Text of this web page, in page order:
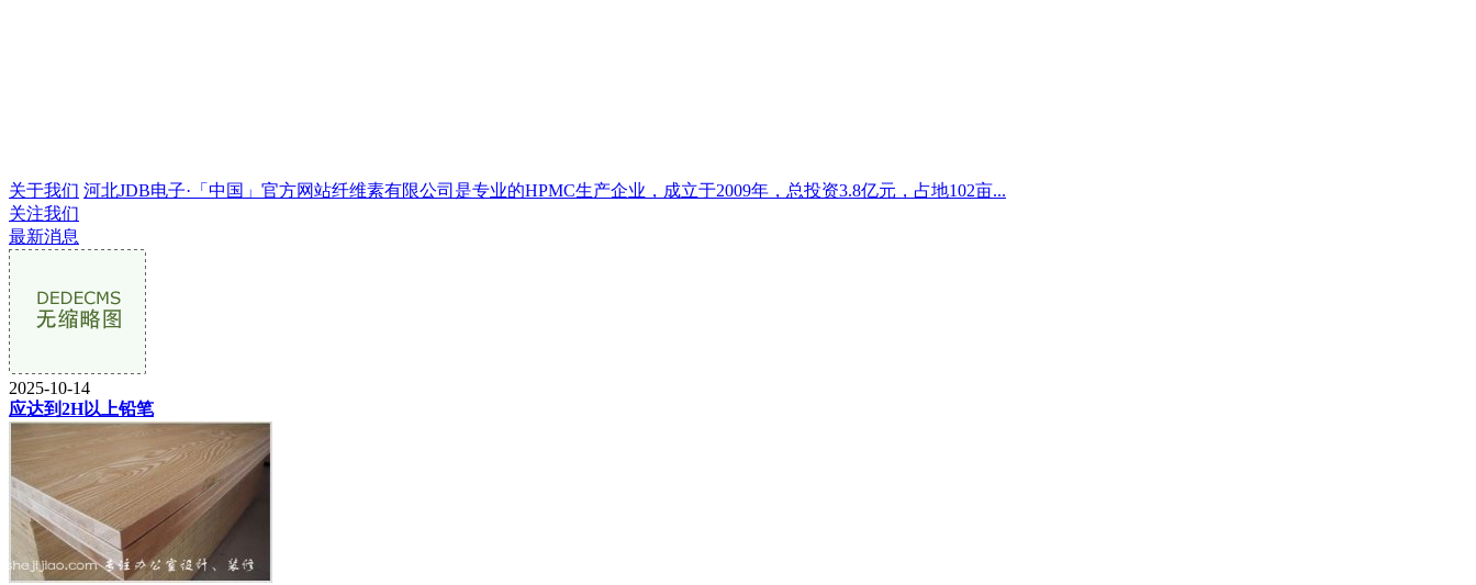
关于我们 河北JDB电子·「中国」官方网站纤维素有限公司是专业的HPMC生产企业，成立于2009年，总投资3.8亿元，占地102亩...
关注我们
最新消息
2025-10-14
应达到2H以上铅笔